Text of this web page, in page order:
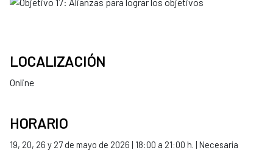
LOCALIZACIÓN
Online
HORARIO
19, 20, 26 y 27 de mayo de 2026 | 18:00 a 21:00 h. | Necesaria